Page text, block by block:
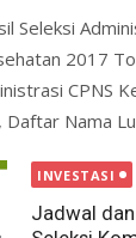
Seleksi
2017
CPNS
Nama
INVESTASI
Jadwal